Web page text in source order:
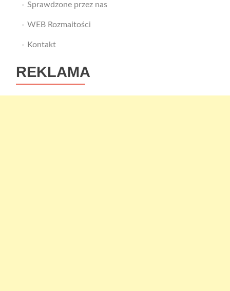
Sprawdzone przez nas
WEB Rozmaitości
Kontakt
REKLAMA